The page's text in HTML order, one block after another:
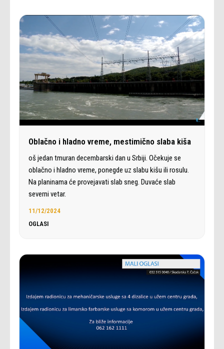
Oblačno i hladno vreme, mestimično slaba kiša
oš jedan tmuran decembarski dan u Srbiji. Očekuje se
oblačno i hladno vreme, ponegde uz slabu kišu ili rosulu.
Na planinama će provejavati slab sneg. Duvaće slab
severni vetar.
11/12/2024
OGLASI